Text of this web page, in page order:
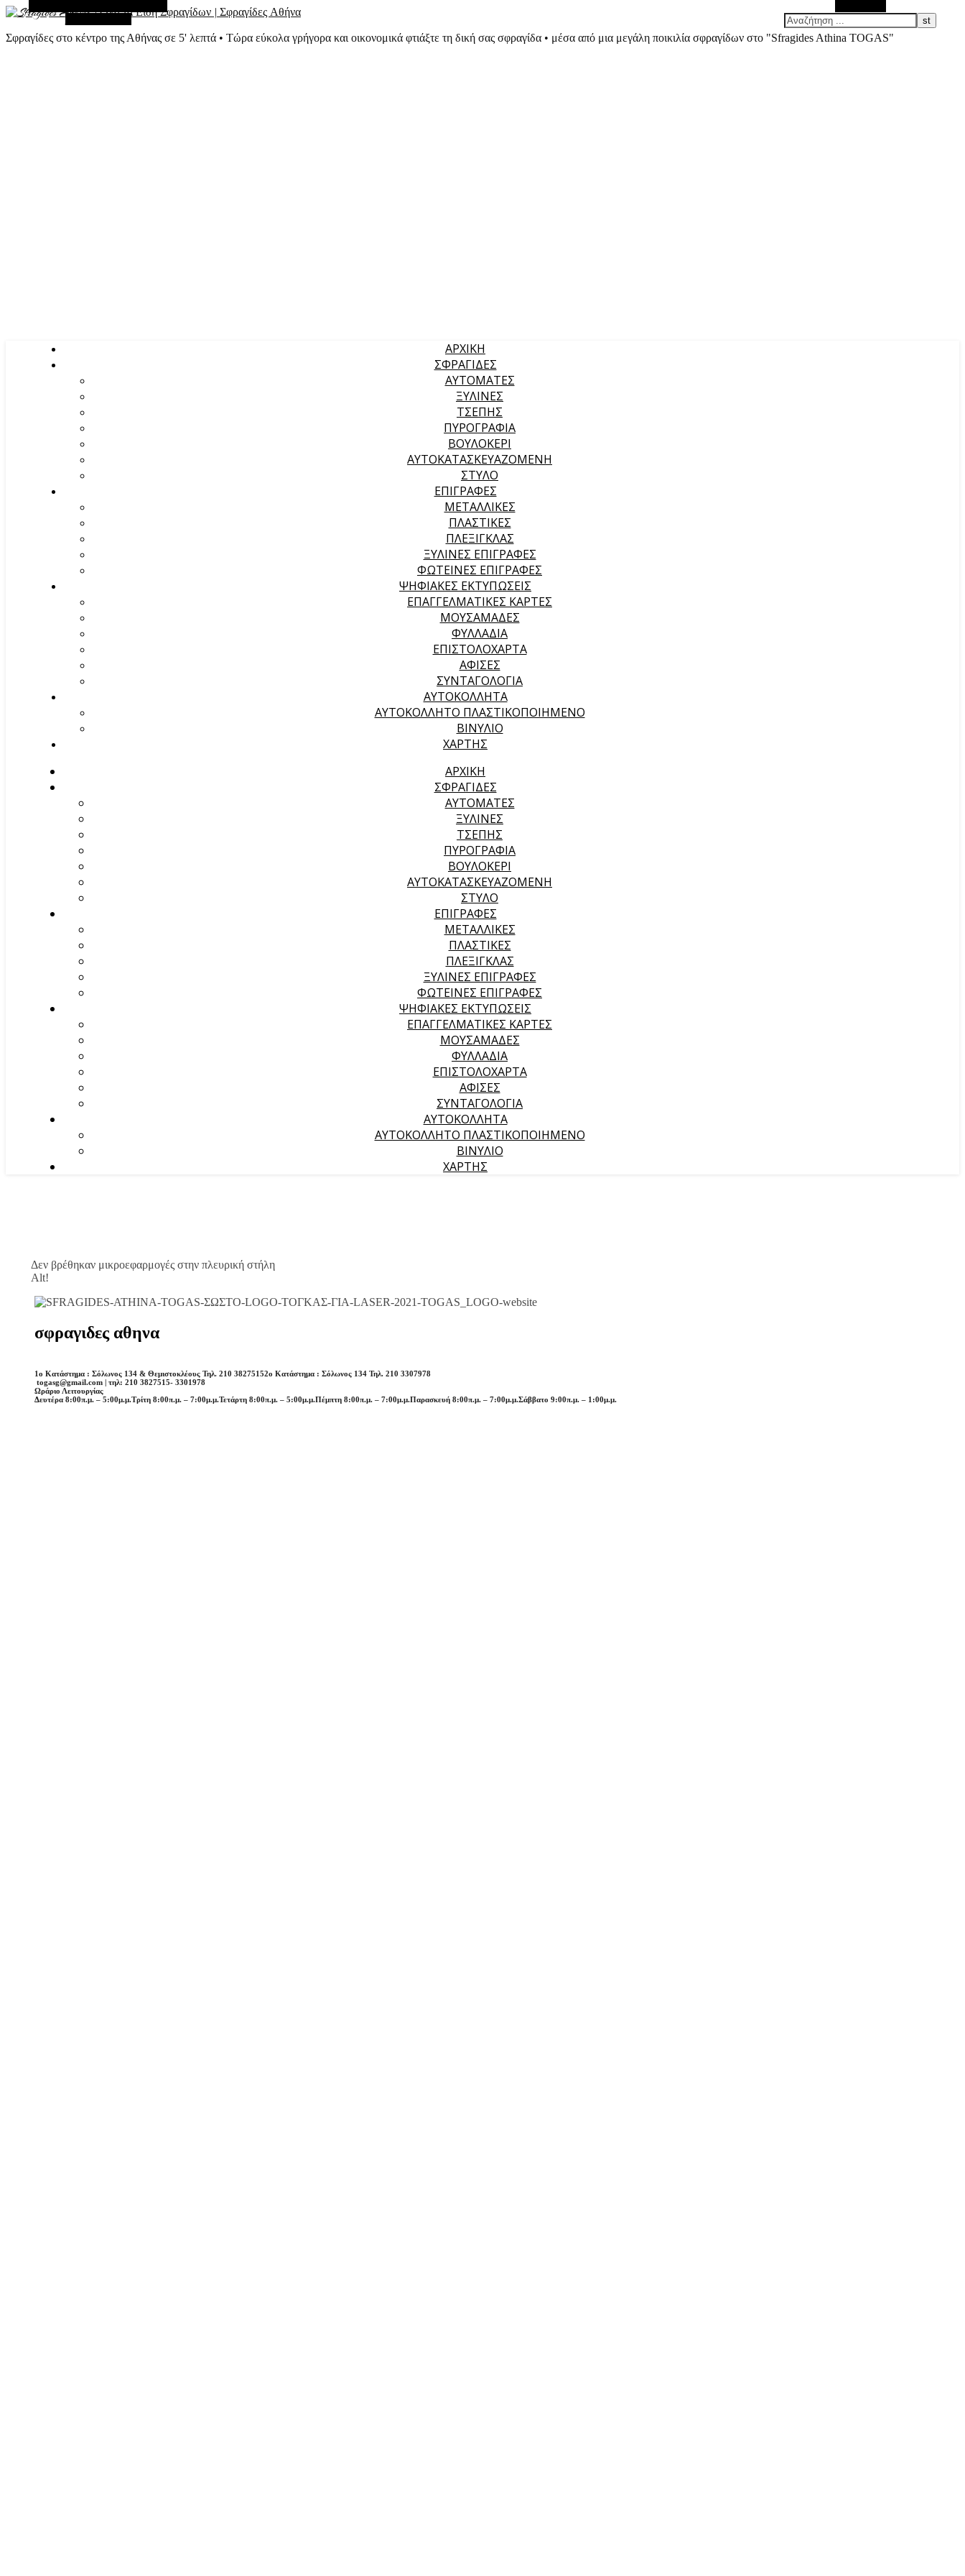
Σφραγίδες στο κέντρο της Αθήνας σε 5' λεπτά • Τώρα εύκολα γρήγορα και οικονομικά φτιάξτε τη δική σας σφραγίδα • μέσα από μια μεγάλη ποικιλία σφραγίδων στο "Sfragides Athina TOGAS"
Τυχαίο Άρθρο
ΑΡΧΙΚΉ
ΣΦΡΑΓΙΔΕΣ
ΑΥΤΟΜΑΤΕΣ
ΞΥΛΙΝΕΣ
ΤΣΕΠΗΣ
ΠΥΡΟΓΡΑΦΙΑ
ΒΟΥΛΟΚΕΡΙ
ΑΥΤΟΚΑΤΑΣΚΕΥΑΖΟΜΕΝΗ
ΣΤΥΛΟ
ΕΠΙΓΡΑΦΕΣ
ΜΕΤΑΛΛΙΚΕΣ
ΠΛΑΣΤΙΚΕΣ
ΠΛΕΞΙΓΚΛΑΣ
ΞΥΛΙΝΕΣ ΕΠΙΓΡΑΦΕΣ
ΦΩΤΕΙΝΕΣ ΕΠΙΓΡΑΦΕΣ
ΨΗΦΙΑΚΕΣ ΕΚΤΥΠΩΣΕΙΣ
ΕΠΑΓΓΕΛΜΑΤΙΚΕΣ ΚΑΡΤΕΣ
ΜΟΥΣΑΜΑΔΕΣ
ΦΥΛΛΑΔΙΑ
ΕΠΙΣΤΟΛΟΧΑΡΤΑ
ΑΦΙΣΕΣ
ΣΥΝΤΑΓΟΛΟΓΙΑ
ΑΥΤΟΚΟΛΛΗΤΑ
ΑΥΤΟΚΟΛΛΗΤΟ ΠΛΑΣΤΙΚΟΠΟΙΗΜΕΝΟ
ΒΙΝΥΛΙΟ
ΧΑΡΤΗΣ
ΑΡΧΙΚΉ
ΣΦΡΑΓΙΔΕΣ
ΑΥΤΟΜΑΤΕΣ
ΞΥΛΙΝΕΣ
ΤΣΕΠΗΣ
ΠΥΡΟΓΡΑΦΙΑ
ΒΟΥΛΟΚΕΡΙ
ΑΥΤΟΚΑΤΑΣΚΕΥΑΖΟΜΕΝΗ
ΣΤΥΛΟ
ΕΠΙΓΡΑΦΕΣ
ΜΕΤΑΛΛΙΚΕΣ
ΠΛΑΣΤΙΚΕΣ
ΠΛΕΞΙΓΚΛΑΣ
ΞΥΛΙΝΕΣ ΕΠΙΓΡΑΦΕΣ
ΦΩΤΕΙΝΕΣ ΕΠΙΓΡΑΦΕΣ
ΨΗΦΙΑΚΕΣ ΕΚΤΥΠΩΣΕΙΣ
ΕΠΑΓΓΕΛΜΑΤΙΚΕΣ ΚΑΡΤΕΣ
ΜΟΥΣΑΜΑΔΕΣ
ΦΥΛΛΑΔΙΑ
ΕΠΙΣΤΟΛΟΧΑΡΤΑ
ΑΦΙΣΕΣ
ΣΥΝΤΑΓΟΛΟΓΙΑ
ΑΥΤΟΚΟΛΛΗΤΑ
ΑΥΤΟΚΟΛΛΗΤΟ ΠΛΑΣΤΙΚΟΠΟΙΗΜΕΝΟ
ΒΙΝΥΛΙΟ
ΧΑΡΤΗΣ
Δεν βρέθηκαν μικροεφαρμογές στην πλευρική στήλη
Alt!
σφραγιδες αθηνα
1o Κατάστημα : Σόλωνος 134 & Θεμιστοκλέους Τηλ. 210 38275152o Κατάστημα : Σόλωνος 134 Τηλ. 210 3307978
togasg@gmail.com | τηλ: 210 3827515- 3301978
Ωράριο Λειτουργίας
Δευτέρα 8:00π.μ. – 5:00μ.μ.Τρίτη 8:00π.μ. – 7:00μ.μ.Τετάρτη 8:00π.μ. – 5:00μ.μ.Πέμπτη 8:00π.μ. – 7:00μ.μ.Παρασκευή 8:00π.μ. – 7:00μ.μ.Σάββατο 9:00π.μ. – 1:00μ.μ.